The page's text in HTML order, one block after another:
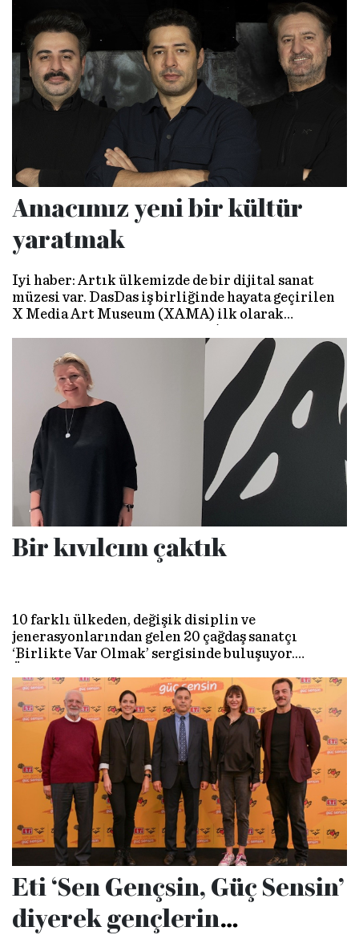
kültürlerimiz gibi” diyor.
Amacımız yeni bir kültür
yaratmak
İyi haber: Artık ülkemizde de bir dijital sanat
müzesi var. DasDas iş birliğinde hayata geçirilen
X Media Art Museum (XAMA) ilk olarak
sergisi ile sanatseverleri bekliyor. Açılış öncesi
Mert Fırat, Muzaffer Yıldırım ve sanatçı Ferdi
Alıcı ile bir araya geldik, yeni oluşumlarını ve
Türkiye’de sanatın yeni formlarını konuştuk.
Bir kıvılcım çaktık
10 farklı ülkeden, değişik disiplin ve
jenerasyonlarından gelen 20 çağdaş sanatçı
‘Birlikte Var Olmak’ sergisinde buluşuyor.
projesinin küratörü Beste Gürsu ile konuştuk:
“Sanat sabrın zaferidir”
Eti ‘Sen Gençsin, Güç Sensin’
diyerek gençlerin